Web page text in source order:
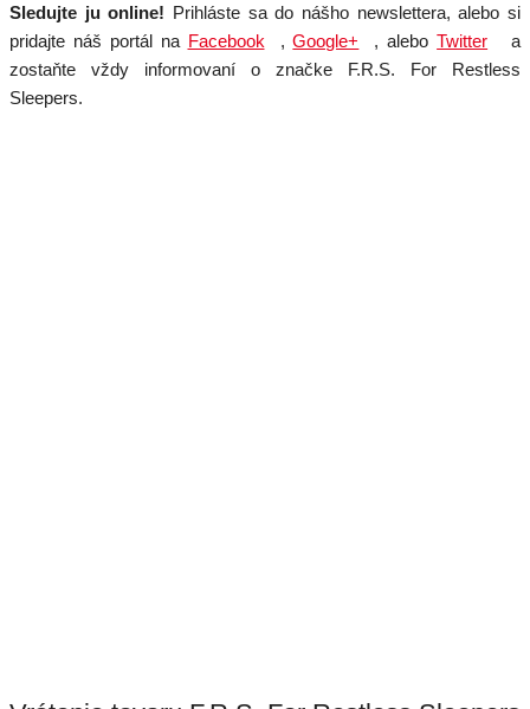
Sledujte ju online! Prihláste sa do nášho newslettera, alebo si
pridajte náš portál na Facebook ,Google+ , aleboTwitter
a
zostaňte vždy informovaní o značke F.R.S. For Restless
Sleepers.